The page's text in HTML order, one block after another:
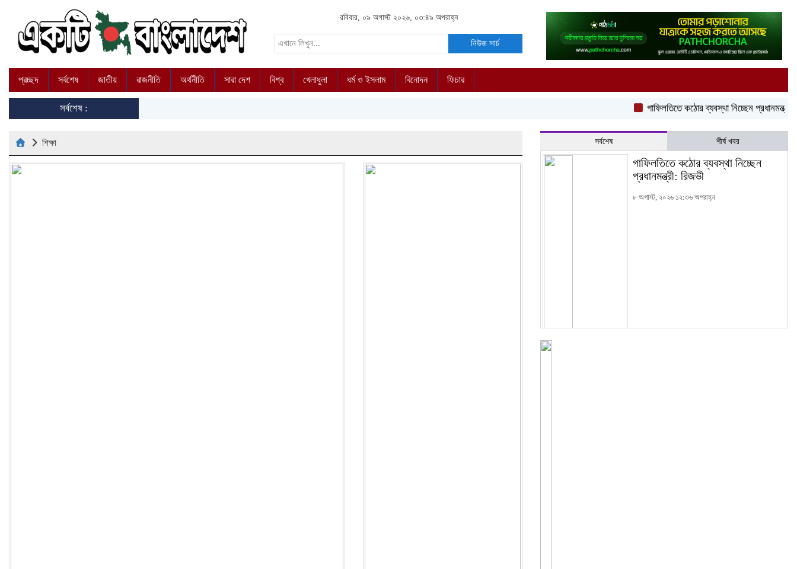
রবিবার, ০৯ অগাস্ট ২০২৬, ০৩:৪৯ অপরাহ্ন
নিউজ সার্চ
প্রচ্ছদ সর্বশেষ জাতীয় রাজনীতি অর্থনীতি সারা দেশ বিশ্ব খেলাধুলা ধর্ম ও ইসলাম বিনোদন ফিচার
সর্বশেষ : গাফিলতিতে কঠোর ব্যবস্থা নিচ্ছেন প্রধানমন্ত্রী: রিজভী
শিক্ষা সর্বশেষ শীর্ষ খবর
গাফিলতিতে কঠোর ব্যবস্থা নিচ্ছেন
প্রধানমন্ত্রী: রিজভী
৮ অগাস্ট, ২০২৬ ১২:৩৬ অপরাহ্ন